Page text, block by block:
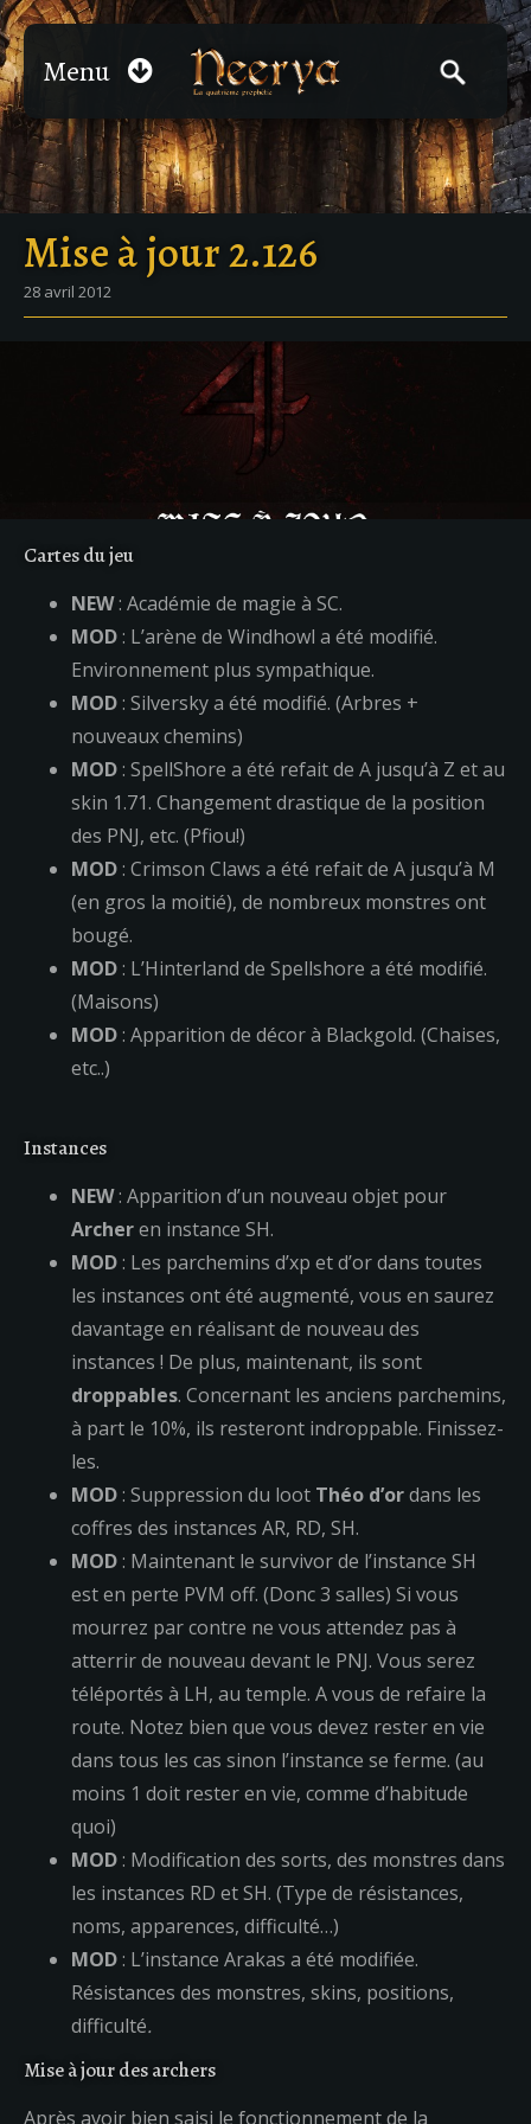
Menu
Mise à jour 2.126
28 avril 2012
Cartes du jeu
NEW: Académie de magie à SC.
MOD: L’arène de Windhowl a été modifié.
Environnement plus sympathique.
MOD: Silversky a été modifié. (Arbres +
nouveaux chemins)
MOD: SpellShore a été refait de A jusqu’à Z et au
skin 1.71. Changement drastique de la position
des PNJ, etc. (Pfiou!)
MOD: Crimson Claws a été refait de A jusqu’à M
(en gros la moitié), de nombreux monstres ont
bougé.
MOD: L’Hinterland de Spellshore a été modifié.
(Maisons)
MOD: Apparition de décor à Blackgold. (Chaises,
etc..)
Instances
NEW: Apparition d’un nouveau objet pour
Archeren instance SH.
MOD: Les parchemins d’xp et d’or dans toutes
les instances ont été augmenté, vous en saurez
davantage en réalisant de nouveau des
instances ! De plus, maintenant, ils sont
droppables. Concernant les anciens parchemins,
à part le 10%, ils resteront indroppable. Finissez-
les.
MOD: Suppression du loot Théo d’ordans les
coffres des instances AR, RD, SH.
MOD: Maintenant le survivor de l’instance SH
est en perte PVM off. (Donc 3 salles) Si vous
mourrez par contre ne vous attendez pas à
atterrir de nouveau devant le PNJ. Vous serez
téléportés à LH, au temple. A vous de refaire la
route. Notez bien que vous devez rester en vie
dans tous les cas sinon l’instance se ferme. (au
moins 1 doit rester en vie, comme d’habitude
quoi)
MOD: Modification des sorts, des monstres dans
les instances RD et SH. (Type de résistances,
noms, apparences, difficulté…)
MOD: L’instance Arakas a été modifiée.
Résistances des monstres, skins, positions,
difficulté.
Mise à jour des archers
Après avoir bien saisi le fonctionnement de la